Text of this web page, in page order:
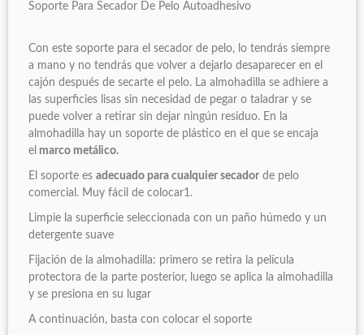
Soporte Para Secador De Pelo Autoadhesivo
Con este soporte para el secador de pelo, lo tendrás siempre
a mano y no tendrás que volver a dejarlo desaparecer en el
cajón después de secarte el pelo. La almohadilla se adhiere a
las superficies lisas sin necesidad de pegar o taladrar y se
puede volver a retirar sin dejar ningún residuo. En la
almohadilla hay un soporte de plástico en el que se encaja
el marco metálico.
El soporte es adecuado para cualquier secador de pelo
comercial. Muy fácil de colocar1.
Limpie la superficie seleccionada con un paño húmedo y un
detergente suave
Fijación de la almohadilla: primero se retira la película
protectora de la parte posterior, luego se aplica la almohadilla
y se presiona en su lugar
A continuación, basta con colocar el soporte